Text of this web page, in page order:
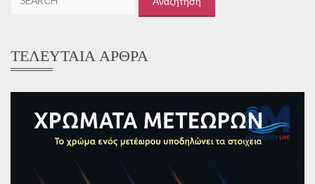
ΤΕΛΕΥΤΑΊΑ ΆΡΘΡΑ